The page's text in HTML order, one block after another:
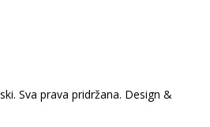
Sva prava pridržana. Design &